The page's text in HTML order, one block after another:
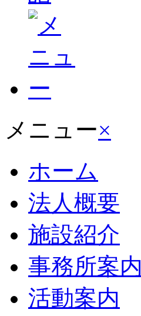
メニュー×
ホーム
法人概要
施設紹介
事務所案内
活動案内